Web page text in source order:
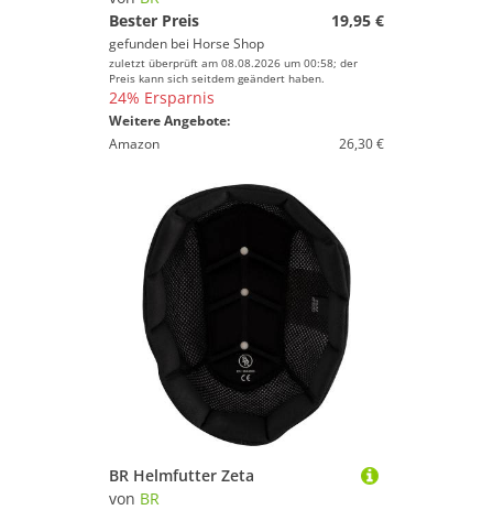
Bester Preis
19,95 €
gefunden bei Horse Shop
zuletzt überprüft am 08.08.2026 um 00:58; der
Preis kann sich seitdem geändert haben.
24% Ersparnis
Weitere Angebote:
Amazon
26,30 €
BR Helmfutter Zeta
von BR